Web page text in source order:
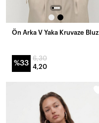
Ön Arka V Yaka Kruvaze Bluz
%33
6,30
4,20